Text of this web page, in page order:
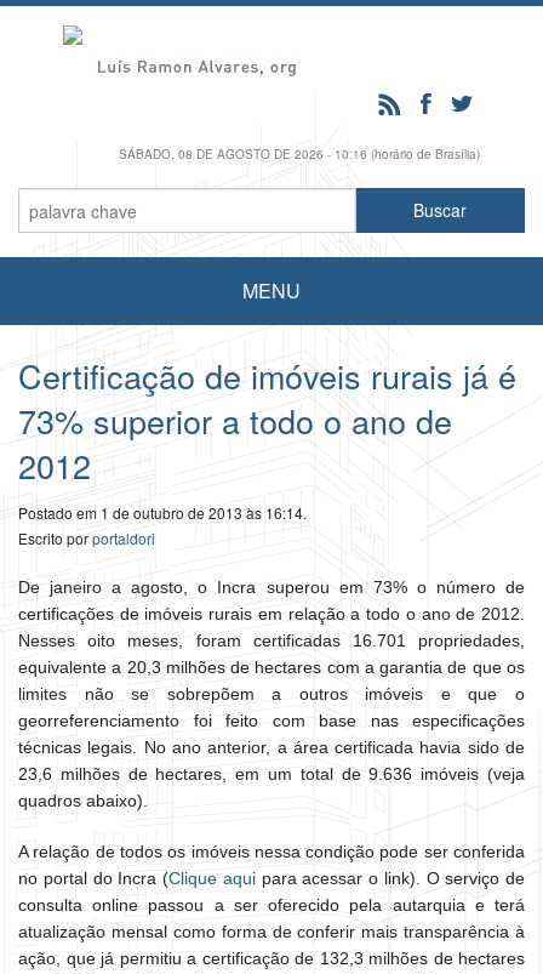
SÁBADO, 08 DE AGOSTO DE 2026 - 10:16 (horário de Brasília)
MENU
Certificação de imóveis rurais já é
73% superior a todo o ano de
2012
Postado em 1 de outubro de 2013 às 16:14.
Escrito porportaldori
De janeiro a agosto, o Incra superou em 73% o número de
certificações de imóveis rurais em relação a todo o ano de 2012.
Nesses oito meses, foram certificadas 16.701 propriedades,
equivalente a 20,3 milhões de hectares com a garantia de que os
limites não se sobrepõem a outros imóveis e que o
georreferenciamento foi feito com base nas especificações
técnicas legais. No ano anterior, a área certificada havia sido de
23,6 milhões de hectares, em um total de 9.636 imóveis (veja
quadros abaixo).
A relação de todos os imóveis nessa condição pode ser conferida
no portal do Incra (Clique aquipara acessar o link). O serviço de
consulta online passou a ser oferecido pela autarquia e terá
atualização mensal como forma de conferir mais transparência à
ação, que já permitiu a certificação de 132,3 milhões de hectares